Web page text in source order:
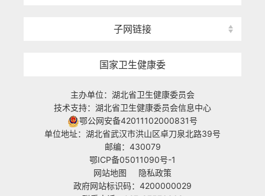
子网链接
国家卫生健康委
主办单位：湖北省卫生健康委员会
技术支持：湖北省卫生健康委员会信息中心
鄂公网安备42011102000831号
单位地址：湖北省武汉市洪山区卓刀泉北路39号
邮编：430079
鄂ICP备05011090号-1
网站地图
隐私政策
政府网站标识码：4200000029